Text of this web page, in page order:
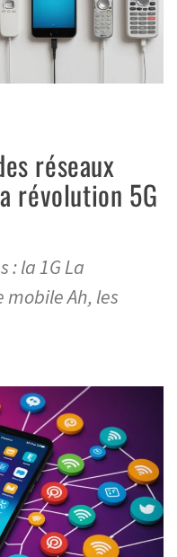
réseaux
révolution 5G
: la 1G La
Ah, les